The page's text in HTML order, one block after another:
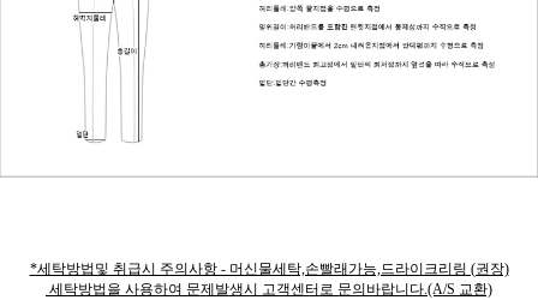
*세탁방법및 취급시 주의사항 - 머신물세탁,손빨래가능,드라이크리링 (권장)
세탁방법을 사용하여 문제발생시 고객센터로 문의바랍니다.(A/S 교환)